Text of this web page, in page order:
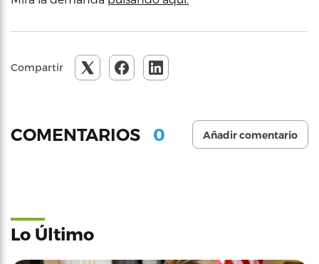
Compartir
COMENTARIOS 0 Añadir comentario
Lo Último